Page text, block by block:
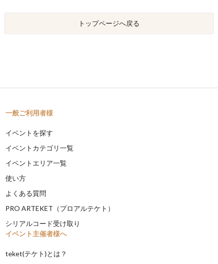
トップページへ戻る
一般ご利用者様
イベントを探す
イベントカテゴリ一覧
イベントエリア一覧
使い方
よくある質問
PRO ARTEKET（プロアルテケト）
シリアルコード受け取り
イベント主催者様へ
teket(テケト)とは？